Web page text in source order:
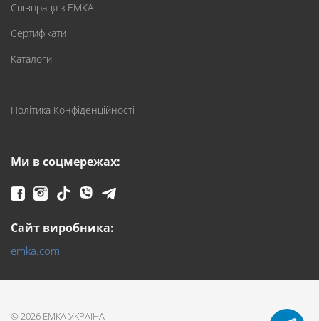
Співпраця з ЕМКА
Сертифікати
Каталоги
Політика Конфіденційності
Ми в соцмережах:
Сайт виробника:
emka.com
© 2026 ЕМКА УКРАЇНА